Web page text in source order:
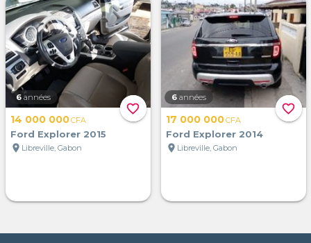
favorite_border
6 années
14 000 000CFA
Ford Explorer 2015
location_on Libreville, Gabon
favorite_border
6 années
17 000 000CFA
Ford Explorer 2014
location_on Libreville, Gabon